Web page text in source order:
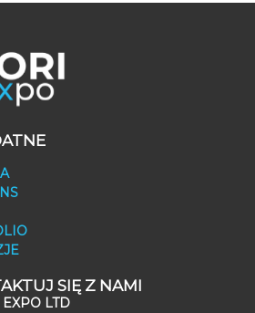
SIĘ Z NAMI
LTD